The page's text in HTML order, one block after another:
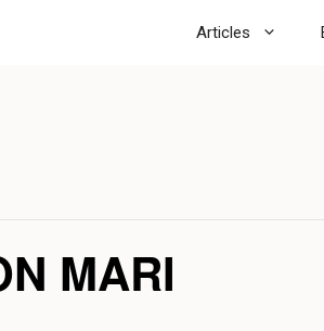
Articles
MARI